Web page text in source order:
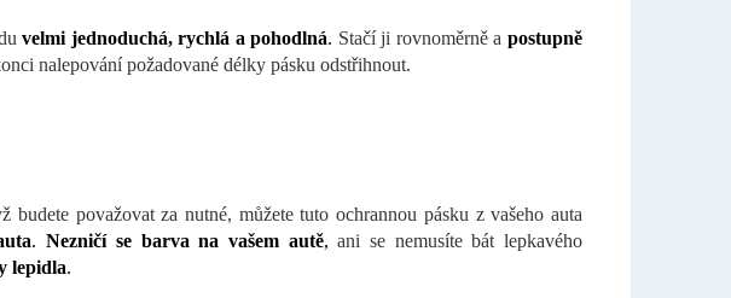
velmi jednoduchá, rychlá a pohodlná. Stačí ji rovnoměrně a postupně
nalepování požadované délky pásku odstřihnout.
považovat za nutné, můžete tuto ochrannou pásku z vašeho auta
.Nezničí se barva na vašem autě, ani se nemusíte bát lepkavého
lepidla.